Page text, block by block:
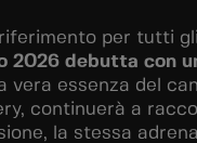
per tutti
2026 debutta con
essenza del
continuerà a
la stessa